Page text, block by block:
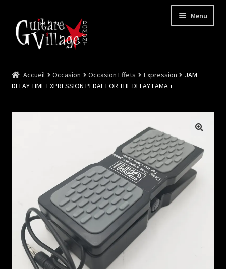
Menu
Neuf
le
enfant
Accueil Occasion Occasion Effets Expression
JAM
DELAY TIME EXPRESSION PEDAL FOR THE DELAY LAMA +